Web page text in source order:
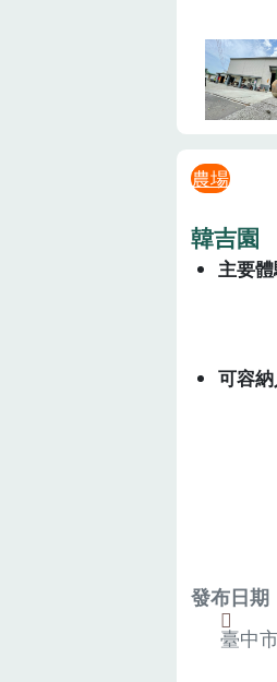
農場
韓吉園
主要
可容
發布日期
臺中